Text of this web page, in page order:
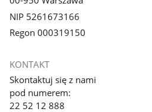
NIP 5261673166
Regon 000319150
KONTAKT
Skontaktuj się z nami
pod numerem:
22 52 12 888